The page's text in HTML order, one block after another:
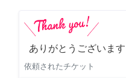
ありがとうございます
依頼されたチケット